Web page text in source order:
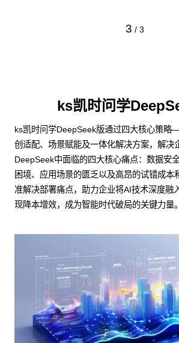
1 / 3
ks凯时问学
ks凯时问学DeepSeek版通过四大核心策
创适配、场景赋能及一体化解决方案，解决
DeepSeek中面临的四大核心痛点：数据安
困境、应用场景的匮乏以及高昂的试错成本
准解决部署痛点，助力企业将AI技术深度融
现降本增效，成为智能时代破局的关键力量。